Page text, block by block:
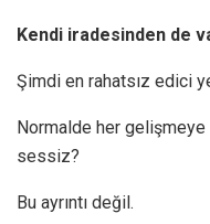
Kendi iradesinden de
Şimdi en rahatsız edici
Normalde her
sessiz?
Bu ayrıntı değil.